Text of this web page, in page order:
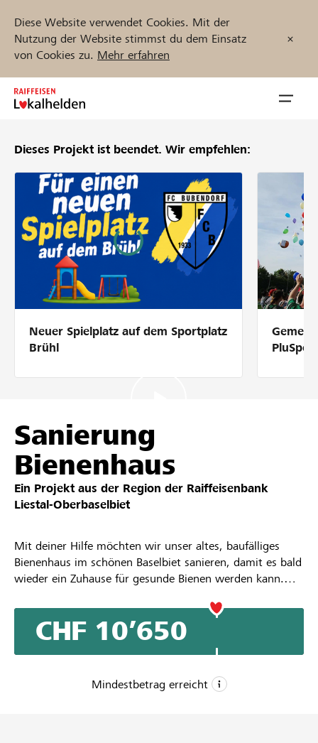
Diese Website verwendet Cookies. Mit der
Nutzung der Website stimmst du dem Einsatz
von Cookies zu. Mehr erfahren
Zum
Inhalt
Unterstützen
Hilfe & Support
Partner / Raiffeisenbank
Anmelden
Registrieren
Projekte und Organisationen finden
Dieses Projekt ist beendet. Wir empfehlen:
Neuer Spielplatz auf dem Sportplatz
Brühl
Sanierung
Bienenhaus
Ein Projekt aus der Region der Raiffeisenbank
Liestal-Oberbaselbiet
Mit deiner Hilfe möchten wir unser altes, baufälliges
Bienenhaus im schönen Baselbiet sanieren, damit es bald
wieder ein Zuhause für gesunde Bienen werden kann.
müssen die Bienenkästen und das Imkermaterial
ausgetauscht werden. Mit deiner Spende trägst du so
zur Biodiversität bei.
CHF 10’650
Mindestbetrag erreicht